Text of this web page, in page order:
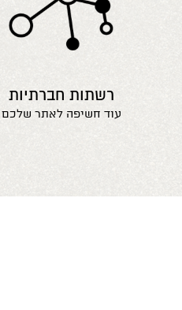
רשתות חברתיות
עוד חשיפה לאתר שלכם